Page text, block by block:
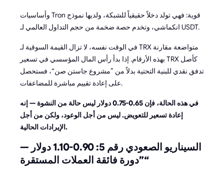
وأساسيات Tron قوية: فهي تولد دخلاً حقيقياً للشبكة، ولديها نموذج
انكماشي، وتخدم حصة ضخمة من حجم التداول العالمي لـ USDT.
في الوقت نفسه، لا تزال القيمة السوقية لـ TRX متواضعة مقارنة
بهذه الأرقام. إذا بدأ رأس المال المؤسسي في تسعير TRX كأصل
تدفق نقدي للبنية التحتية بدلاً من ”مشروع جاستن صن“، فستحصل
على إعادة تقييم مباشرة للمضاعفات.
في هذه الحالة، فإن 0.65-0.75 دولار ليس حالة من النشوة — إنه
إعادة تسعير للتعويض. ليس من أجل الوعود، ولكن من أجل
الإيرادات الحالية.
السيناريو الصعودي رقم 5: 0.90-1.10 دولار —
”دورة فائقة العملات المستقرة“